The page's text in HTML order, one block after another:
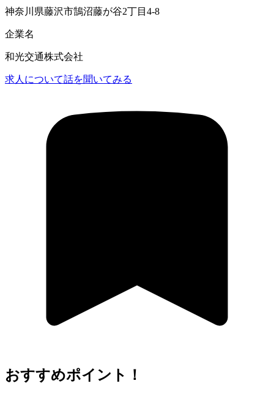
神奈川県藤沢市鵠沼藤が谷2丁目4-8
企業名
和光交通株式会社
求人について話を聞いてみる
おすすめポイント！